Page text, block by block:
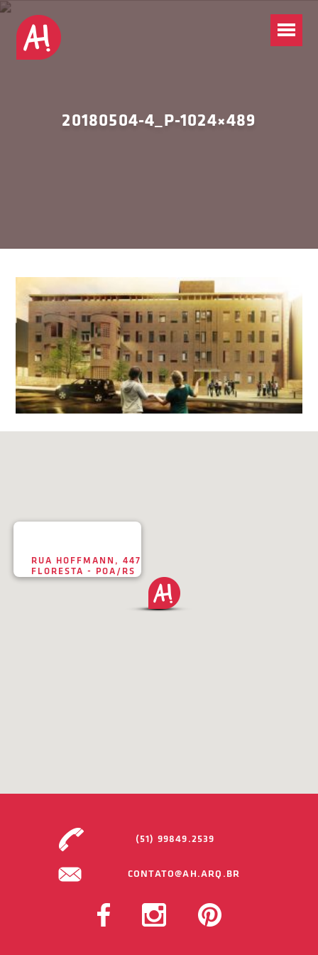
20180504-4_P-1024×489
RUA HOFFMANN, 447
FLORESTA - POA/RS
(51) 99849.2539
CONTATO@AH.ARQ.BR
FACEBOOK INSTAGRAM